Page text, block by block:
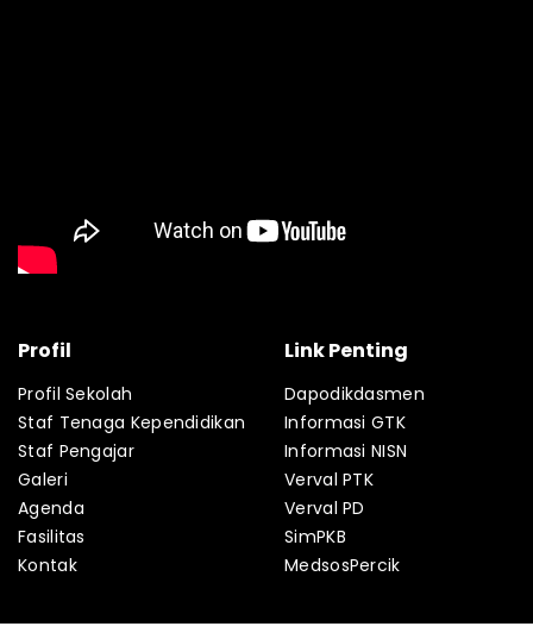
Profil
Profil Sekolah
Staf Tenaga Kependidikan
Staf Pengajar
Galeri
Agenda
Fasilitas
Kontak
Link Penting
Dapodikdasmen
Informasi GTK
Informasi NISN
Verval PTK
Verval PD
SimPKB
MedsosPercik